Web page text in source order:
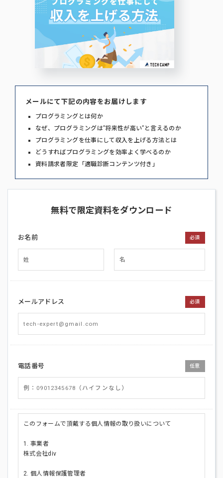
メールにて下記の内容をお届けします
プログラミングとは何か
なぜ、プログラミングは”将来性が高い”と言えるのか
プログラミングを仕事にして収入を上げる方法とは
どうすればプログラミングを効率よく学べるのか
資料請求者限定「適職診断コンテンツ付き」
無料で限定資料をダウンロード
お名前 必須
メールアドレス 必須
電話番号 任意
このフォームで頂戴する個人情報の取り扱いについて
1. 事業者
株式会社div
2. 個人情報保護管理者